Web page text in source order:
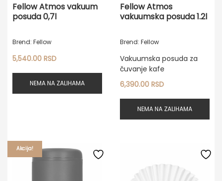
Fellow Atmos vakuum
posuda 0,7l
Brend: Fellow
5,540.00 RSD
NEMA NA ZALIHAMA
Fellow Atmos
vakuumska posuda 1.2l
Brend: Fellow
Vakuumska posuda za
čuvanje kafe
6,390.00RSD
NEMA NA ZALIHAMA
Akcija!